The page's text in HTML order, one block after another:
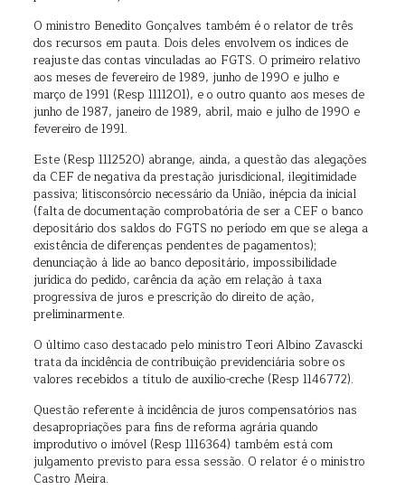
O ministro Benedito Gonçalves também é o relator de três
dos recursos em pauta. Dois deles envolvem os índices de
reajuste das contas vinculadas ao FGTS. O primeiro relativo
aos meses de fevereiro de 1989, junho de 1990 e julho e
março de 1991 (Resp 1111201), e o outro quanto aos meses de
junho de 1987, janeiro de 1989, abril, maio e julho de 1990 e
fevereiro de 1991.
Este (Resp 1112520) abrange, ainda, a questão das alegações
da CEF de negativa da prestação jurisdicional, ilegitimidade
passiva; litisconsórcio necessário da União, inépcia da inicial
(falta de documentação comprobatória de ser a CEF o banco
depositário dos saldos do FGTS no período em que se alega a
existência de diferenças pendentes de pagamentos);
denunciação à lide ao banco depositário, impossibilidade
jurídica do pedido, carência da ação em relação à taxa
progressiva de juros e prescrição do direito de ação,
preliminarmente.
O último caso destacado pelo ministro Teori Albino Zavascki
trata da incidência de contribuição previdenciária sobre os
valores recebidos a título de auxílio-creche (Resp 1146772).
Questão referente à incidência de juros compensatórios nas
desapropriações para fins de reforma agrária quando
improdutivo o imóvel (Resp 1116364) também está com
julgamento previsto para essa sessão. O relator é o ministro
Castro Meira.